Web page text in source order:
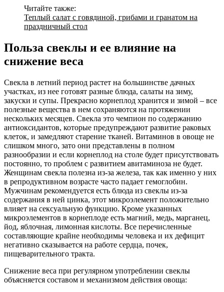
Читайте также:
Теплый салат с говядиной, грибами и гранатом на
праздничный стол
Польза свеклы и ее влияние на
снижение веса
Свекла в летний период растет на большинстве дачных
участках, из нее готовят разные блюда, салаты на зиму,
закуски и супы. Прекрасно корнеплод хранится и зимой – все
полезные вещества в нем сохраняются на протяжении
нескольких месяцев. Свекла это чемпион по содержанию
антиоксидантов, которые предупреждают развитие раковых
клеток, и замедляют старение тканей. Витаминов в овоще не
слишком много, зато они представлены в полном
разнообразии и если корнеплод на столе будет присутствовать
постоянно, то проблем с развитием авитаминоза не будет.
Женщинам свекла полезна из-за железа, так как именно у них
в репродуктивном возрасте часто падает гемоглобин.
Мужчинам рекомендуется есть блюда из свеклы из-за
содержания в ней цинка, этот микроэлемент положительно
влияет на сексуальную функцию. Кроме указанных
микроэлементов в корнеплоде есть магний, медь, марганец,
йод, яблочная, лимонная кислоты. Все перечисленные
составляющие крайне необходимы человека и их дефицит
негативно сказывается на работе сердца, почек,
пищеварительного тракта.
Снижение веса при регулярном употреблении свеклы
объясняется составом и механизмом действия овоща: